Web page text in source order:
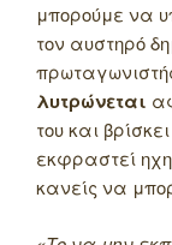
μπορούμε να
τον αυστηρό
λυτρώνεται
του και
εκφραστεί
κανείς να